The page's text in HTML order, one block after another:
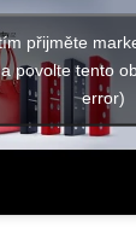
přijměte
povolte tento
error)